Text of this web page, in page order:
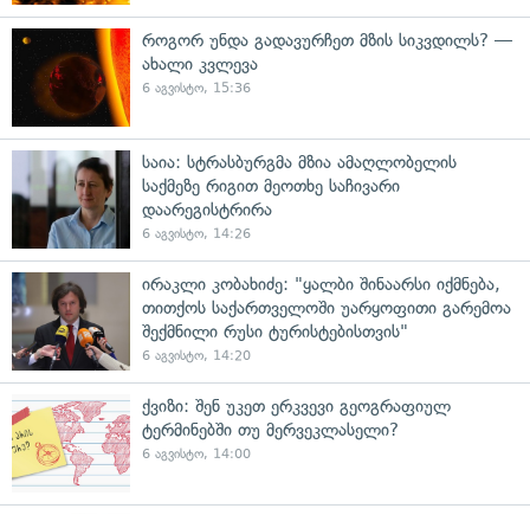
როგორ უნდა გადავურჩეთ მზის სიკვდილს? —
ახალი კვლევა
6 აგვისტო, 15:36
საია: სტრასბურგმა მზია ამაღლობელის
საქმეზე რიგით მეოთხე საჩივარი
დაარეგისტრირა
6 აგვისტო, 14:26
ირაკლი კობახიძე: "ყალბი შინაარსი იქმნება,
თითქოს საქართველოში უარყოფითი გარემოა
შექმნილი რუსი ტურისტებისთვის"
6 აგვისტო, 14:20
ქვიზი: შენ უკეთ ერკვევი გეოგრაფიულ
ტერმინებში თუ მერვეკლასელი?
6 აგვისტო, 14:00